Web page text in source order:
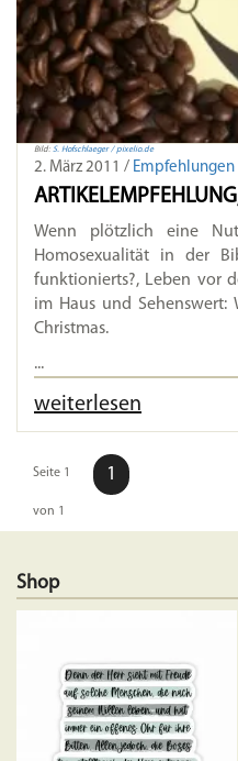
Bild: S. Hofschlaeger / pixelio.de
2. März 2011 / Empfehlungen
Wenn plötzlich eine
Homosexualität in der
funktionierts?, Leben vor
im Haus und Sehenswert:
Christmas.
...
weiterlesen
Seite 1
von 1
1
Shop